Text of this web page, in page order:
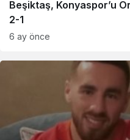
Beşiktaş, Konyaspor’u
2-1
6 ay önce